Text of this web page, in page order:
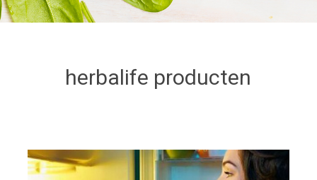
herbalife producten